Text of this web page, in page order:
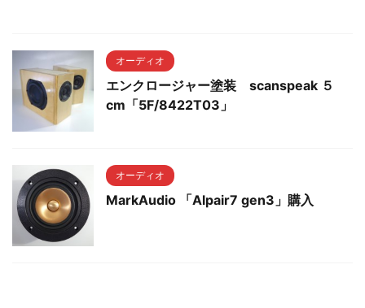
オーディオ
エンクロージャー塗装 scanspeak ５
cm「5F/8422T03」
オーディオ
MarkAudio 「Alpair7 gen3」購入